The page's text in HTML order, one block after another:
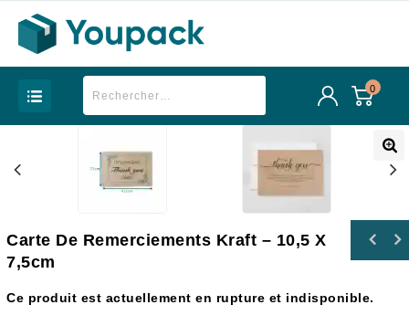
0
Carte De Remerciements Kraft – 10,5 X
7,5cm
Ce produit est actuellement en rupture et indisponible.